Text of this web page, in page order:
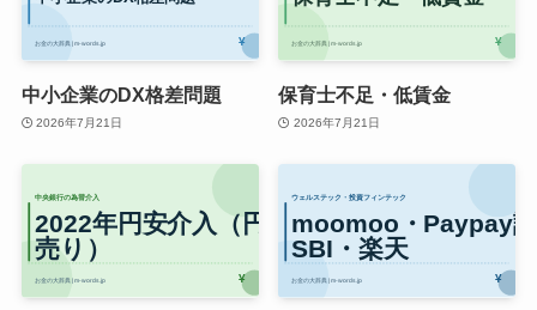
中小企業のDX格差問題
2026年7月21日
保育士不足・低賃金
2026年7月21日